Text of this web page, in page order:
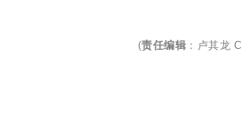
(责任编辑 ： 卢其龙